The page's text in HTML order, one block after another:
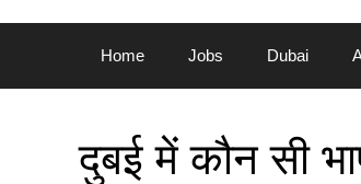
Home Jobs Dubai
दुबई में कौन सी